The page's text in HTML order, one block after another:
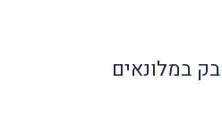
במלונאים